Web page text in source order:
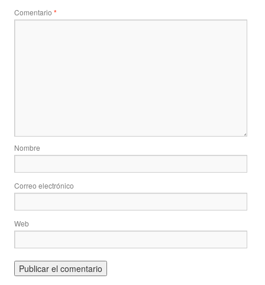
Comentario *
Nombre
Correo electrónico
Web